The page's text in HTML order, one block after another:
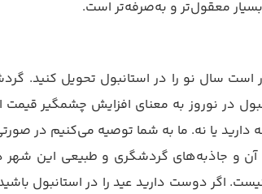
معقول‌تر و به‌صرفه‌تر است.
است سال نو را در استانبول تحویل
نوروز به معنای افزایش چشمگیر قیمت
توصیه می‌کنیم در صورتی تور استانبول نوروز 1405 را بخرید که
آن و جاذبه‌های گردشگری و طبیعی این شهر